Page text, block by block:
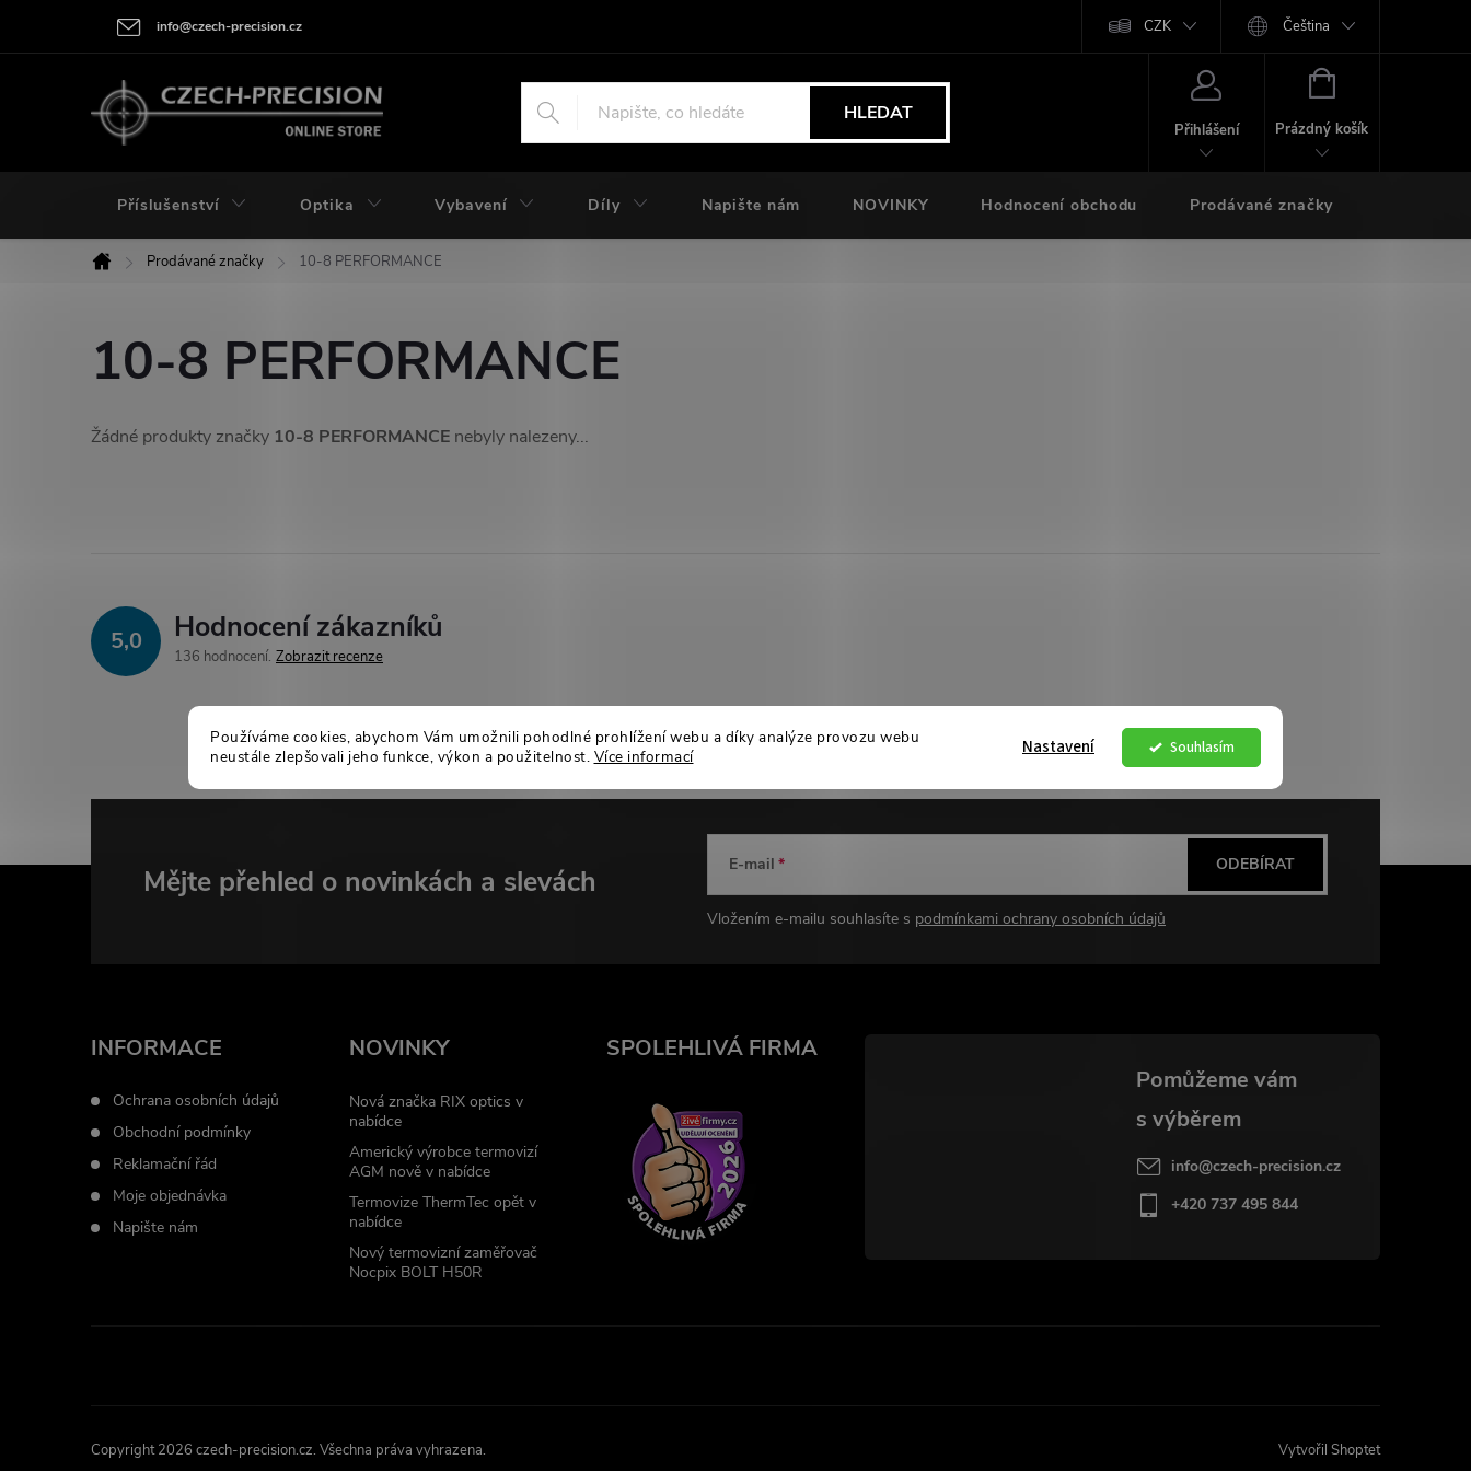
Používáme cookies, abychom Vám umožnili pohodlné prohlížení webu a díky analýze provozu webu
neustále zlepšovali jeho funkce, výkon a použitelnost. Více informací Souhlasím
Nastavení
info@czech-precision.cz CZK Čeština
HLEDAT
Přihlášení
NÁKUPNÍ
Prázdný košík
Příslušenství Optika Vybavení Díly Napište nám NOVINKY Hodnocení obchodu Prodávané značky
Domů
Prodávané značky 10-8 PERFORMANCE
10-8 PERFORMANCE
Žádné produkty značky 10-8 PERFORMANCE nebyly nalezeny...
5,0 Hodnocení zákazníků
136 hodnocení Zobrazit recenze
Mějte přehled o novinkách a slevách E-mail
Vložením e-mailu souhlasíte s podmínkami ochrany osobních údajů
ODEBÍRAT
INFORMACE
Ochrana osobních údajů
Obchodní podmínky
Reklamační řád
Moje objednávka
Napište nám
NOVINKY
Nová značka RIX optics v
nabídce
Americký výrobce termovizí
AGM nově v nabídce
Termovize ThermTec opět v
nabídce
Nový termovizní zaměřovač
Nocpix BOLT H50R
SPOLEHLIVÁ FIRMA
info@czech-precision.cz
+420 737 495 844
Vytvořil Shoptet
Copyright 2026 czech-precision.cz. Všechna práva vyhrazena.